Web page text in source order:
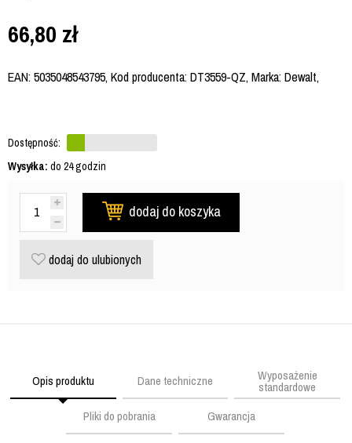
66,80 zł
EAN: 5035048543795, Kod producenta: DT3559-QZ, Marka: Dewalt,
Dostępność:
Wysyłka: do 24 godzin
dodaj do koszyka
dodaj do ulubionych
Opis produktu Dane techniczne Wyposażenie
standardowe
Pliki do pobrania
Gwarancja